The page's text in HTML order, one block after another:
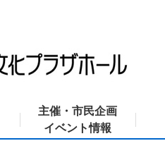
主催・市民企画
イベント情報